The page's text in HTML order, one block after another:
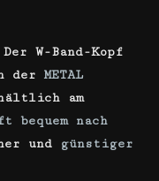
W-Band-Kopf
der METAL
am
bequem nach
und
günstiger